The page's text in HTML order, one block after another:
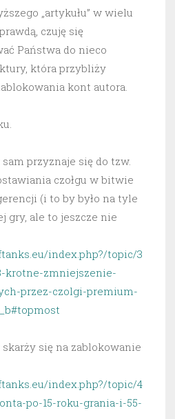
„artykułu” w wielu
czuję się
Państwa do nieco
która przybliży
kont autora.
przyznaje się do tzw.
czołgu w bitwie
(i to by było na tyle
gry, ale to jeszcze nie
index.php?/topic/3
krotne-zmniejszenie-
przez-czolgi-premium-
się na zablokowanie
index.php?/topic/4
po-15-roku-grania-i-55-